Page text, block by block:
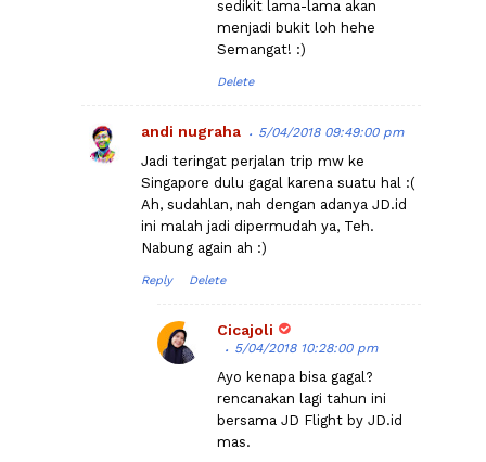
sedikit lama-lama akan
menjadi bukit loh hehe
Semangat! :)
Delete
andi nugraha 5/04/2018 09:49:00 pm
Jadi teringat perjalan trip mw ke
Singapore dulu gagal karena suatu hal :(
Ah, sudahlan, nah dengan adanya JD.id
ini malah jadi dipermudah ya, Teh.
Nabung again ah :)
Reply Delete
Cicajoli
5/04/2018 10:28:00 pm
Ayo kenapa bisa gagal?
rencanakan lagi tahun ini
bersama JD Flight by JD.id
mas.